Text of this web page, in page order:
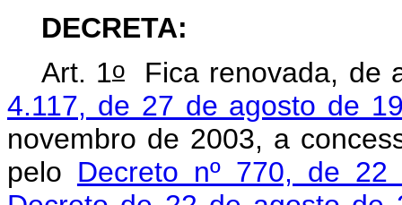
DECRETA:
Art. 1oFica renovada, de
4.117, de 27 de agosto de
novembro de 2003, a
pelo Decreto nº 770, de